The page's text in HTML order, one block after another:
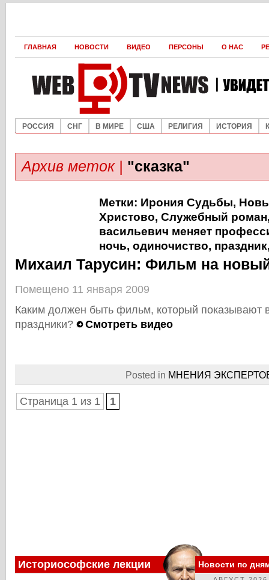
ГЛАВНАЯ НОВОСТИ ВИДЕО ПЕРСОНЫ О НАС
РОССИЯ СНГ В МИРЕ США РЕЛИГИЯ ИСТОРИЯ
Архив меток | "сказка"
Метки: Ирония Судьбы,
Христово, Служебный роман
васильевич меняет
ночь, одиночиство, праздник
Михаил Тарусин: Фильм на
Помещено 11 января 2009
Каким должен быть фильм, который показывают
праздники?
Смотреть видео
Posted in МНЕНИЯ
Страница 1 из 1 1
Историософские лекции
Новости по